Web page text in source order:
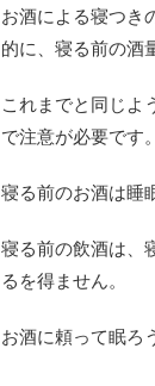
お酒による寝つき
的に、寝る前の酒
これまでと同じよ
で注意が必要です。
寝る前のお酒は睡
寝る前の飲酒は、
るを得ません。
お酒に頼って眠ろ